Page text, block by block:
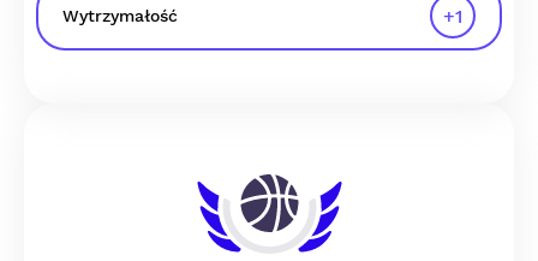
Wytrzymałość +1